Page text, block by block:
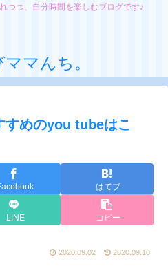
つつ、自分時間を楽しむブログです♪
マんち。
すめのyou tubeはこ
はてブ
LINE コピー
2020.09.02 2020.09.10